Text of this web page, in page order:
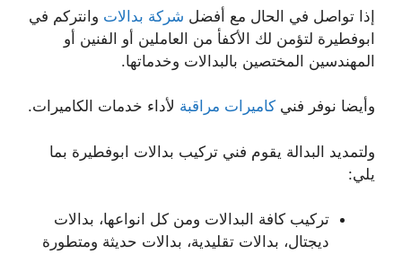
إذا تواصل في الحال مع أفضل شركة بدالات وانتركم في
ابوفطيرة لتؤمن لك الأكفأ من العاملين أو الفنين أو
المهندسين المختصين بالبدالات وخدماتها.
وأيضا نوفر فني كاميرات مراقبة لأداء خدمات الكاميرات.
ولتمديد البدالة يقوم فني تركيب بدالات ابوفطيرة بما
يلي:
تركيب كافة البدالات ومن كل انواعها، بدالات
ديجتال، بدالات تقليدية، بدالات حديثة ومتطورة